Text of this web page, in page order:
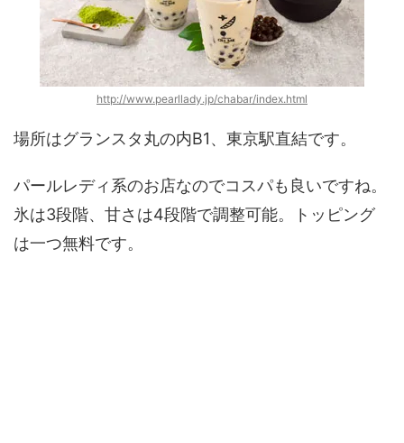
http://www.pearllady.jp/chabar/index.html
場所はグランスタ丸の内B1、東京駅直結です。
パールレディ系のお店なのでコスパも良いですね。
氷は3段階、甘さは4段階で調整可能。トッピング
は一つ無料です。